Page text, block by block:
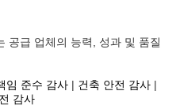
공급 업체의 능력, 성과 및 품질
임 준수 감사 | 건축 안전 감사 |
감사